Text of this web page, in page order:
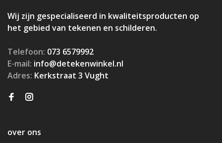
Wij zijn gespecialiseerd in kwaliteitsproducten op
het gebied van tekenen en schilderen.
Telefoon: 073 6579992
E-mail: info@detekenwinkel.nl
Adres: Kerkstraat 3 Vught
over ons